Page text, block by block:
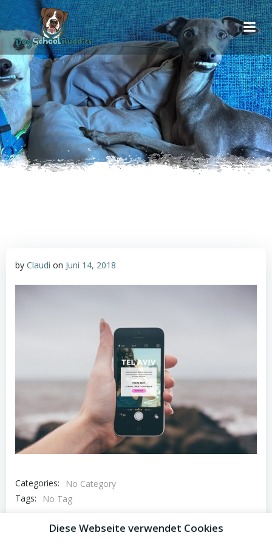
springen
Zum
Inhalt
springen
by Claudi on Juni 14, 2018
Categories:
No Category
Tags:
No Tag
Post
Previous postDiese Webseite verwendet Cookies